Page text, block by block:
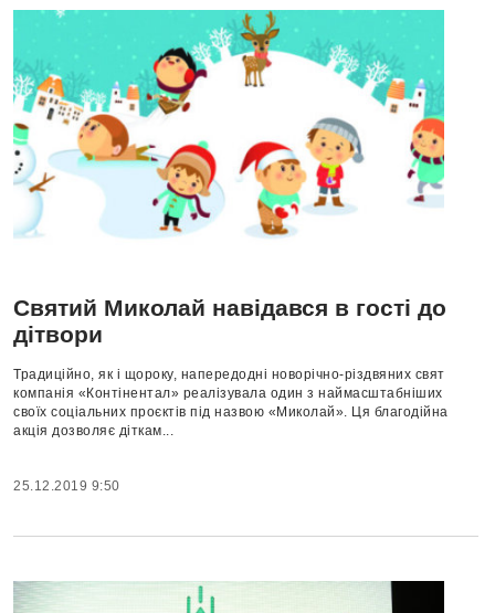
Святий Миколай навідався в гості до
дітвори
Традиційно, як і щороку, напередодні новорічно-різдвяних свят
компанія «Контінентал» реалізувала один з наймасштабніших
своїх соціальних проєктів під назвою «Миколай». Ця благодійна
акція дозволяє діткам...
25.12.2019 9:50